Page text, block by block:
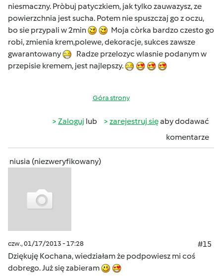
niesmaczny. Pròbuj patyczkiem, jak tylko zauwazysz, ze
powierzchnia jest sucha. Potem nie spuszczaj go z oczu,
bo sie przypali w 2min
Moja còrka bardzo czesto go
robi, zmienia krem,polewe, dekoracje, sukces zawsze
gwarantowany
Radze przelozyc wlasnie podanym w
przepisie kremem, jest najlepszy.
Góra strony
Zaloguj lub zarejestruj sięaby dodawać
komentarze
niusia (niezweryfikowany)
czw., 01/17/2013 - 17:28
#15
Dziękuję Kochana, wiedziałam że podpowiesz mi coś
dobrego. Już się zabieram